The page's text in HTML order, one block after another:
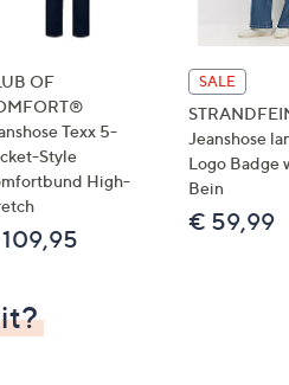
OF
Texx 5-
Style
High-
SALE
Jeanshose
Logo Badge
Bein
€ 59,99